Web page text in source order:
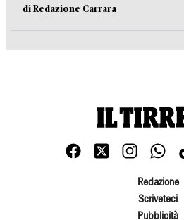
di Redazione Carrara
Redazione
Scriveteci
Pubblicità